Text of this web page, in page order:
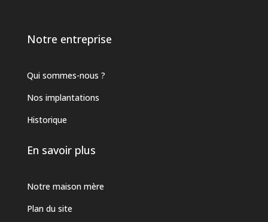
Notre entreprise
Qui sommes-nous ?
Nos implantations
Historique
En savoir plus
Notre maison mère
Plan du site